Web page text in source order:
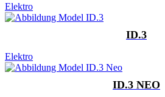
Elektro
ID.3
Elektro
ID.3 NEO